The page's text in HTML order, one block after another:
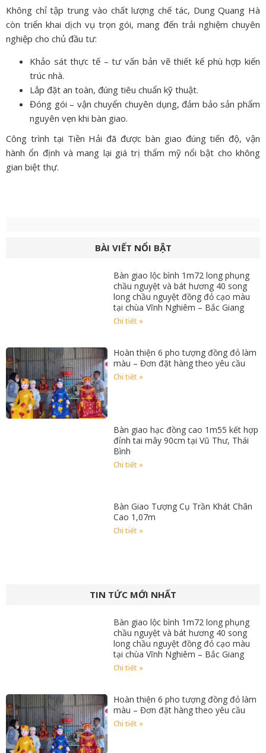
Không chỉ tập trung vào chất lượng chế tác, Dung Quang Hà
còn triển khai dịch vụ trọn gói, mang đến trải nghiệm chuyên
nghiệp cho chủ đầu tư:
Khảo sát thực tế – tư vấn bản vẽ thiết kế phù hợp kiến
trúc nhà.
Lắp đặt an toàn, đúng tiêu chuẩn kỹ thuật.
Đóng gói – vận chuyển chuyên dụng, đảm bảo sản phẩm
nguyên vẹn khi bàn giao.
Công trình tại Tiền Hải đã được bàn giao đúng tiến độ, vận
hành ổn định và mang lại giá trị thẩm mỹ nổi bật cho không
gian biệt thự.
BÀI VIẾT NỔI BẬT
Bàn giao lộc bình 1m72 long phụng
chầu nguyệt và bát hương 40 song
long chầu nguyệt đồng đỏ cạo màu
tại chùa Vĩnh Nghiêm – Bắc Giang
Chi tiết »
Hoàn thiện 6 pho tượng đồng đỏ làm
màu – Đơn đặt hàng theo yêu cầu
Chi tiết »
Bàn giao hạc đồng cao 1m55 kết hợp
đỉnh tai mây 90cm tại Vũ Thư, Thái
Bình
Chi tiết »
Bàn Giao Tượng Cụ Trần Khát Chân
Cao 1,07m
Chi tiết »
TIN TỨC MỚI NHẤT
Bàn giao lộc bình 1m72 long phụng
chầu nguyệt và bát hương 40 song
long chầu nguyệt đồng đỏ cạo màu
tại chùa Vĩnh Nghiêm – Bắc Giang
Chi tiết »
Hoàn thiện 6 pho tượng đồng đỏ làm
màu – Đơn đặt hàng theo yêu cầu
Chi tiết »